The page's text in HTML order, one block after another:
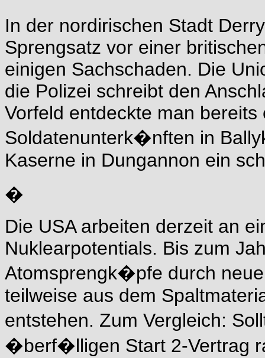
In der nordirischen Stadt
Sprengsatz vor einer
einigen Sachschaden. Die
die Polizei schreibt den
Vorfeld entdeckte man
Soldatenunterk�nften in
Kaserne in Dungannon ein
�
Die USA arbeiten derzeit an
Nuklearpotentials. Bis zum
Atomsprengk�pfe durch
teilweise aus dem
entstehen. Zum Vergleich:
�berf�lligen Start 2-Vertrag